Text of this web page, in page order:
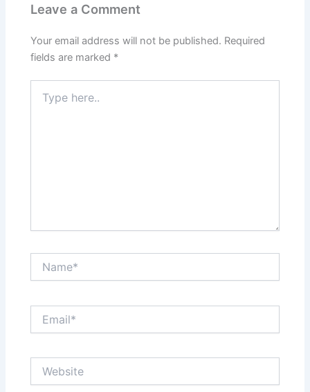
Leave a Comment
Your email address will not be published. Required
fields are marked *
here..